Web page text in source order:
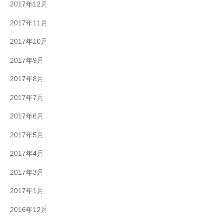
2017年12月
2017年11月
2017年10月
2017年9月
2017年8月
2017年7月
2017年6月
2017年5月
2017年4月
2017年3月
2017年1月
2016年12月